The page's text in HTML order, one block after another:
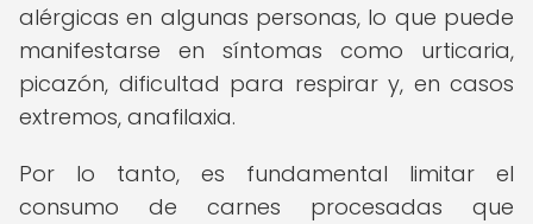
alérgicas en algunas personas, lo que puede
manifestarse en síntomas como urticaria,
picazón, dificultad para respirar y, en casos
extremos, anafilaxia.
Por lo tanto, es fundamental limitar el
consumo de carnes procesadas que